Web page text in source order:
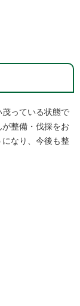
っている状態で
整備・伐採をお
なり、今後も整